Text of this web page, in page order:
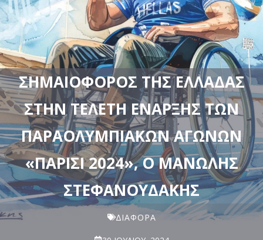
ΣΗΜΑΙΟΦΌΡΟΣ ΤΗΣ ΕΛΛΆΔΑΣ
ΣΤΗΝ ΤΕΛΕΤΉ ΈΝΑΡΞΗΣ ΤΩΝ
ΠΑΡΑΟΛΥΜΠΙΑΚΏΝ ΑΓΏΝΩΝ
«ΠΑΡΊΣΙ 2024», Ο ΜΑΝΏΛΗΣ
ΣΤΕΦΑΝΟΥΔΆΚΗΣ
ΔΙΆΦΟΡΑ